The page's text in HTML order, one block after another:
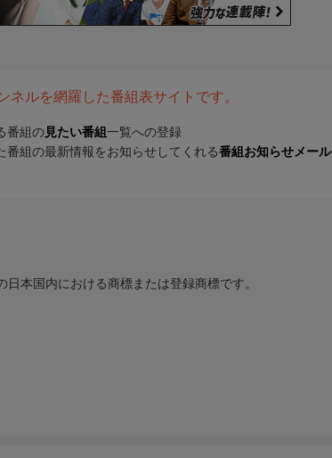
ネルを網羅した番組表サイトです。
番組の 見たい番組 一覧への登録
番組の最新情報をお知らせしてくれる番組お知らせメール
本国内における商標または登録商標です。